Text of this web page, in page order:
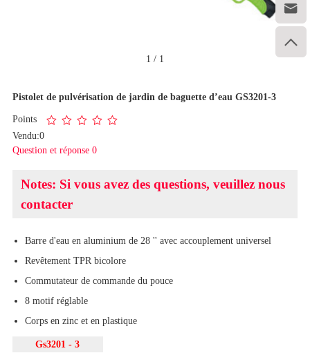


1 / 1
Pistolet de pulvérisation de jardin de baguette d’eau GS3201-3
Points
Vendu:0
Question et réponse 0
Notes: Si vous avez des questions, veuillez nous
contacter
Barre d'eau en aluminium de 28 '' avec accouplement universel
Revêtement TPR bicolore
Commutateur de commande du pouce
8 motif réglable
Corps en zinc et en plastique
Gs3201 - 3